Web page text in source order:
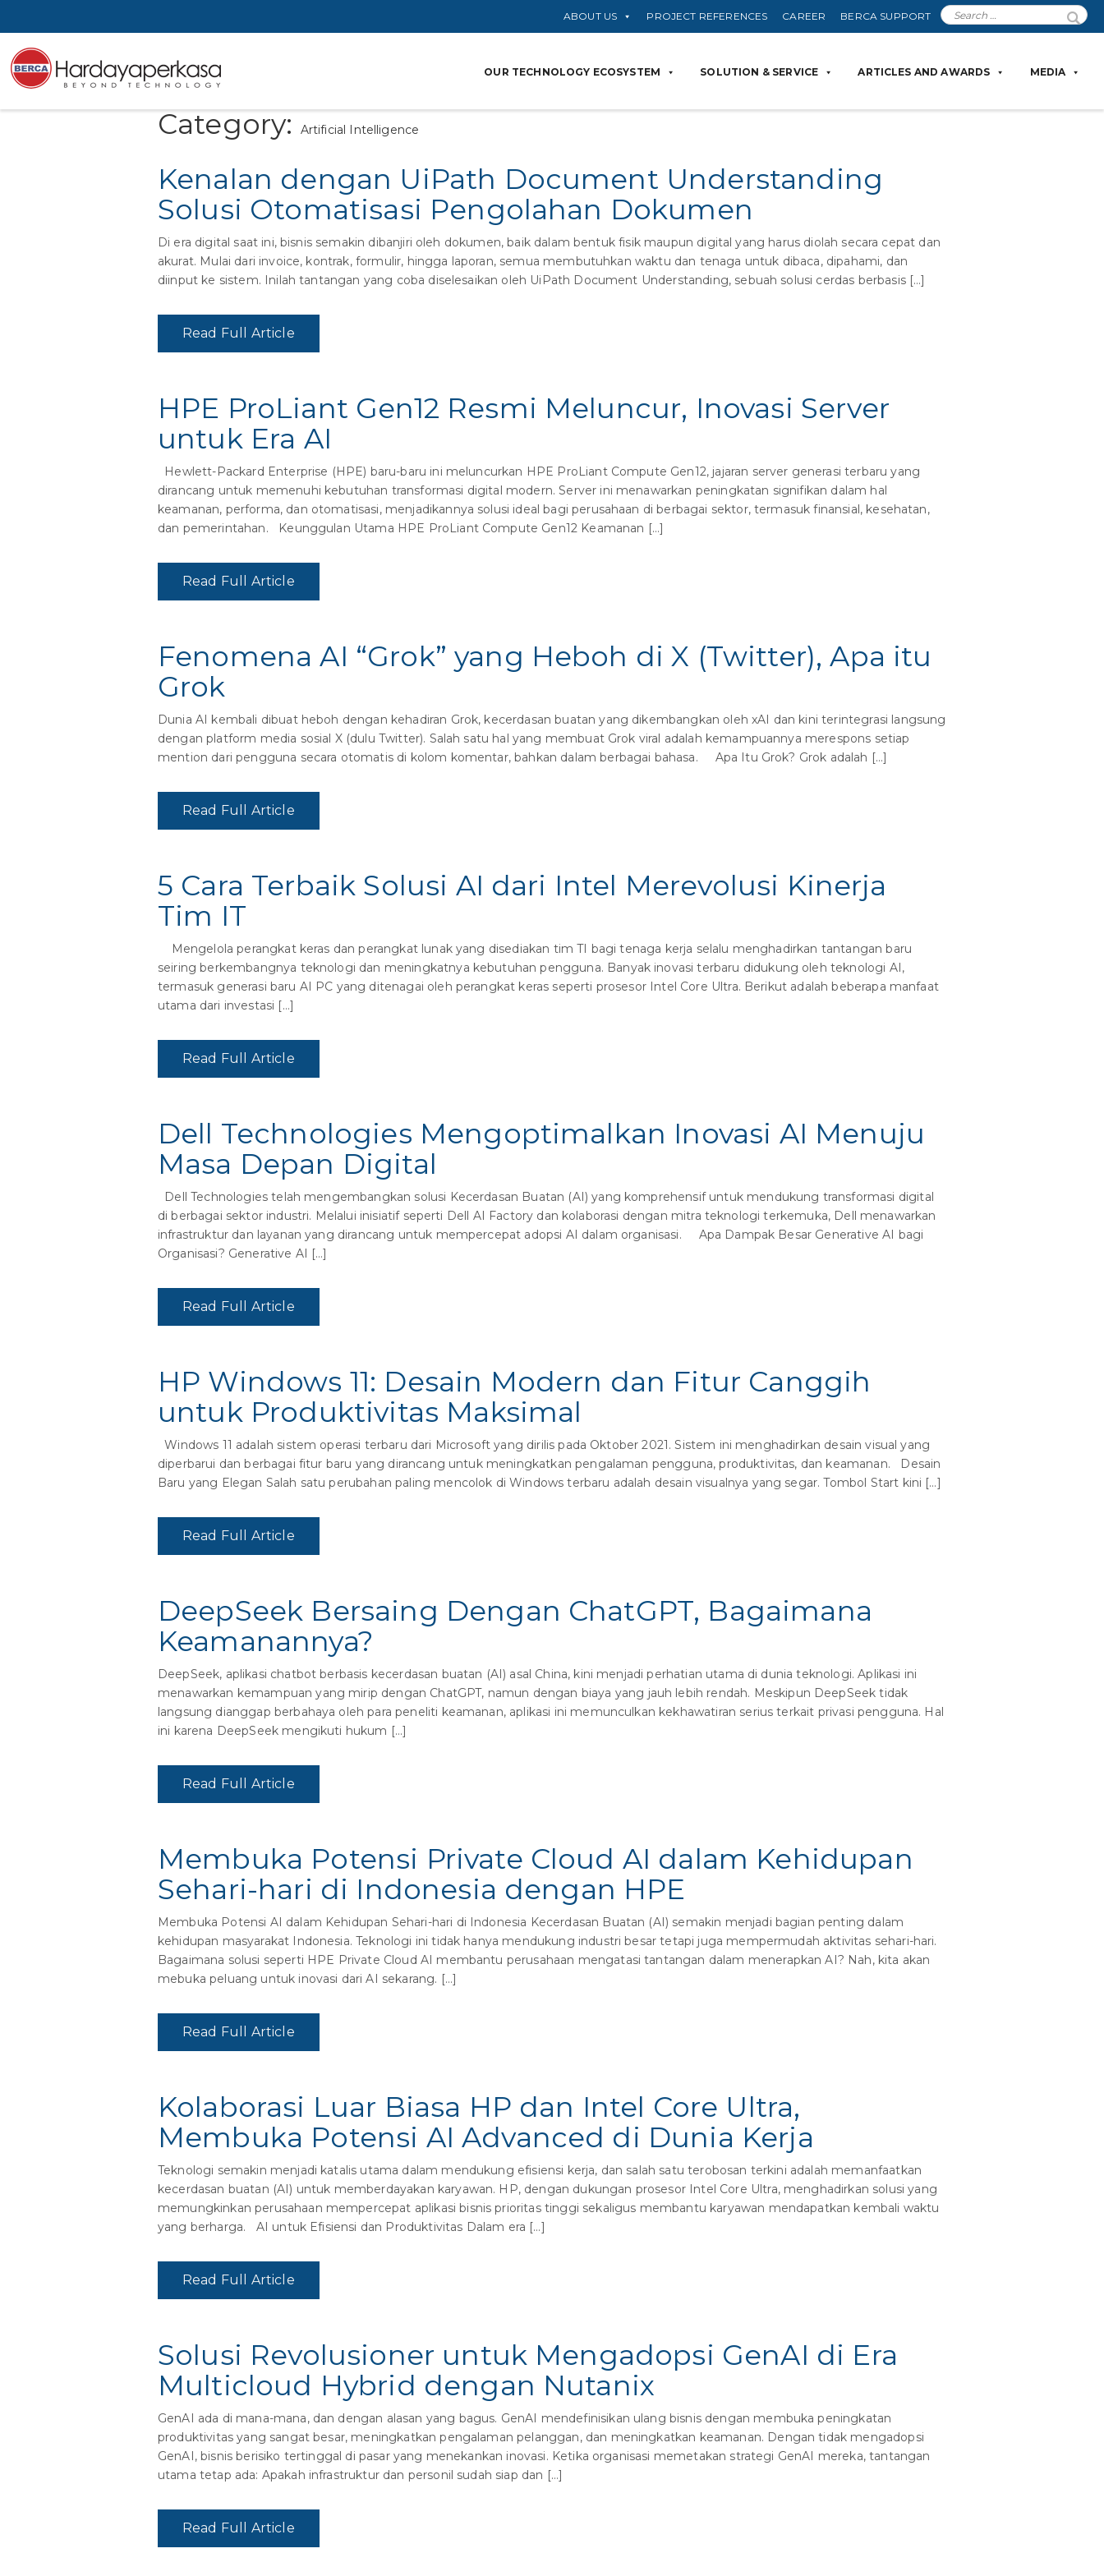
ABOUT US PROJECT REFERENCES CAREER BERCA SUPPORT
OUR TECHNOLOGY ECOSYSTEM SOLUTION & SERVICE ARTICLES AND AWARDS MEDIA
Category: Artificial Intelligence
Kenalan dengan UiPath Document Understanding
Solusi Otomatisasi Pengolahan Dokumen
Di era digital saat ini, bisnis semakin dibanjiri oleh dokumen, baik dalam bentuk fisik maupun digital yang harus diolah secara cepat dan
akurat. Mulai dari invoice, kontrak, formulir, hingga laporan, semua membutuhkan waktu dan tenaga untuk dibaca, dipahami, dan
diinput ke sistem. Inilah tantangan yang coba diselesaikan oleh UiPath Document Understanding, sebuah solusi cerdas berbasis […]
Read Full Article
HPE ProLiant Gen12 Resmi Meluncur, Inovasi Server
untuk Era AI
Hewlett-Packard Enterprise (HPE) baru-baru ini meluncurkan HPE ProLiant Compute Gen12, jajaran server generasi terbaru yang
dirancang untuk memenuhi kebutuhan transformasi digital modern. Server ini menawarkan peningkatan signifikan dalam hal
keamanan, performa, dan otomatisasi, menjadikannya solusi ideal bagi perusahaan di berbagai sektor, termasuk finansial, kesehatan,
dan pemerintahan. Keunggulan Utama HPE ProLiant Compute Gen12 Keamanan […]
Read Full Article
Fenomena AI “Grok” yang Heboh di X (Twitter), Apa itu
Grok
Dunia AI kembali dibuat heboh dengan kehadiran Grok, kecerdasan buatan yang dikembangkan oleh xAI dan kini terintegrasi langsung
dengan platform media sosial X (dulu Twitter). Salah satu hal yang membuat Grok viral adalah kemampuannya merespons setiap
mention dari pengguna secara otomatis di kolom komentar, bahkan dalam berbagai bahasa. Apa Itu Grok? Grok adalah […]
Read Full Article
5 Cara Terbaik Solusi AI dari Intel Merevolusi Kinerja
Tim IT
Mengelola perangkat keras dan perangkat lunak yang disediakan tim TI bagi tenaga kerja selalu menghadirkan tantangan baru
seiring berkembangnya teknologi dan meningkatnya kebutuhan pengguna. Banyak inovasi terbaru didukung oleh teknologi AI,
termasuk generasi baru AI PC yang ditenagai oleh perangkat keras seperti prosesor Intel Core Ultra. Berikut adalah beberapa manfaat
utama dari investasi […]
Read Full Article
Dell Technologies Mengoptimalkan Inovasi AI Menuju
Masa Depan Digital
Dell Technologies telah mengembangkan solusi Kecerdasan Buatan (AI) yang komprehensif untuk mendukung transformasi digital
di berbagai sektor industri. Melalui inisiatif seperti Dell AI Factory dan kolaborasi dengan mitra teknologi terkemuka, Dell menawarkan
infrastruktur dan layanan yang dirancang untuk mempercepat adopsi AI dalam organisasi. Apa Dampak Besar Generative AI bagi
Organisasi? Generative AI […]
Read Full Article
HP Windows 11: Desain Modern dan Fitur Canggih
untuk Produktivitas Maksimal
Windows 11 adalah sistem operasi terbaru dari Microsoft yang dirilis pada Oktober 2021. Sistem ini menghadirkan desain visual yang
diperbarui dan berbagai fitur baru yang dirancang untuk meningkatkan pengalaman pengguna, produktivitas, dan keamanan. Desain
Baru yang Elegan Salah satu perubahan paling mencolok di Windows terbaru adalah desain visualnya yang segar. Tombol Start kini […]
Read Full Article
DeepSeek Bersaing Dengan ChatGPT, Bagaimana
Keamanannya?
DeepSeek, aplikasi chatbot berbasis kecerdasan buatan (AI) asal China, kini menjadi perhatian utama di dunia teknologi. Aplikasi ini
menawarkan kemampuan yang mirip dengan ChatGPT, namun dengan biaya yang jauh lebih rendah. Meskipun DeepSeek tidak
langsung dianggap berbahaya oleh para peneliti keamanan, aplikasi ini memunculkan kekhawatiran serius terkait privasi pengguna. Hal
ini karena DeepSeek mengikuti hukum […]
Read Full Article
Membuka Potensi Private Cloud AI dalam Kehidupan
Sehari-hari di Indonesia dengan HPE
Membuka Potensi AI dalam Kehidupan Sehari-hari di Indonesia Kecerdasan Buatan (AI) semakin menjadi bagian penting dalam
kehidupan masyarakat Indonesia. Teknologi ini tidak hanya mendukung industri besar tetapi juga mempermudah aktivitas sehari-hari.
Bagaimana solusi seperti HPE Private Cloud AI membantu perusahaan mengatasi tantangan dalam menerapkan AI? Nah, kita akan
mebuka peluang untuk inovasi dari AI sekarang. […]
Read Full Article
Kolaborasi Luar Biasa HP dan Intel Core Ultra,
Membuka Potensi AI Advanced di Dunia Kerja
Teknologi semakin menjadi katalis utama dalam mendukung efisiensi kerja, dan salah satu terobosan terkini adalah memanfaatkan
kecerdasan buatan (AI) untuk memberdayakan karyawan. HP, dengan dukungan prosesor Intel Core Ultra, menghadirkan solusi yang
memungkinkan perusahaan mempercepat aplikasi bisnis prioritas tinggi sekaligus membantu karyawan mendapatkan kembali waktu
yang berharga. AI untuk Efisiensi dan Produktivitas Dalam era […]
Read Full Article
Solusi Revolusioner untuk Mengadopsi GenAI di Era
Multicloud Hybrid dengan Nutanix
GenAI ada di mana-mana, dan dengan alasan yang bagus. GenAI mendefinisikan ulang bisnis dengan membuka peningkatan
produktivitas yang sangat besar, meningkatkan pengalaman pelanggan, dan meningkatkan keamanan. Dengan tidak mengadopsi
GenAI, bisnis berisiko tertinggal di pasar yang menekankan inovasi. Ketika organisasi memetakan strategi GenAI mereka, tantangan
utama tetap ada: Apakah infrastruktur dan personil sudah siap dan […]
Read Full Article